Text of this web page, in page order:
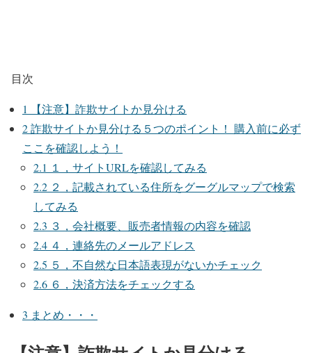
目次
1 【注意】詐欺サイトか見分ける
2詐欺サイトか見分ける５つのポイント！ 購入前に必ず
ここを確認しよう！
2.1 １，サイトURLを確認してみる
2.2 ２，記載されている住所をグーグルマップで検索
してみる
2.3 ３，会社概要、販売者情報の内容を確認
2.4 ４，連絡先のメールアドレス
2.5 ５，不自然な日本語表現がないかチェック
2.6 ６，決済方法をチェックする
3 まとめ・・・